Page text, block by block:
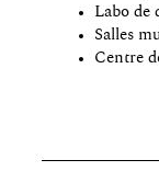
Labo de
Salles
Centre